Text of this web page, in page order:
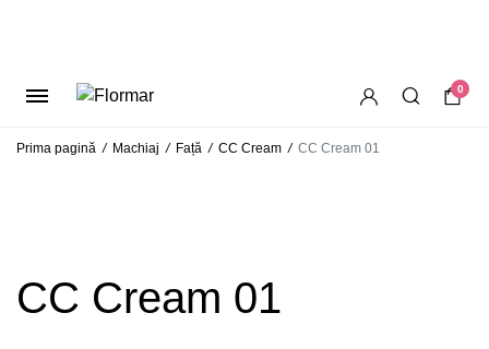
0
Prima pagină / Machiaj / Față / CC Cream / CC Cream 01
CC Cream 01